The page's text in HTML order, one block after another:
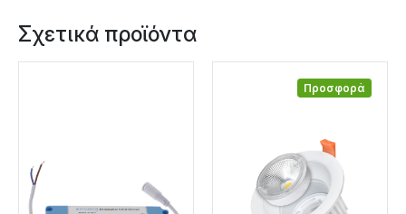
Σχετικά προϊόντα
Προσφορά